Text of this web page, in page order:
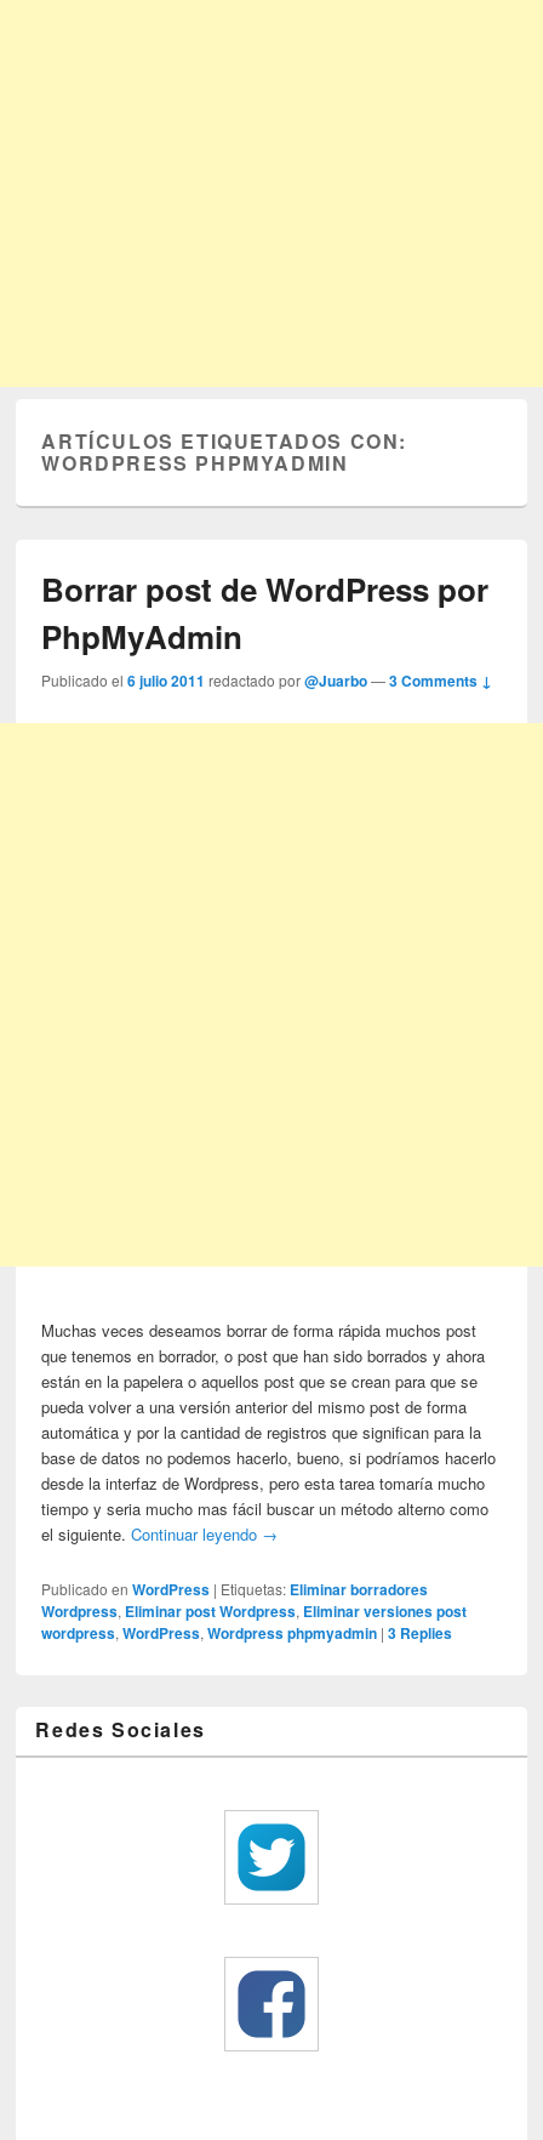
ARTÍCULOS ETIQUETADOS CON:
WORDPRESS PHPMYADMIN
Borrar post de WordPress por
PhpMyAdmin
Publicado el6 julio 2011 redactado por@Juarbo —3 Comments ↓
Muchas veces deseamos borrar de forma rápida muchos post
que tenemos en borrador, o post que han sido borrados y ahora
están en la papelera o aquellos post que se crean para que se
pueda volver a una versión anterior del mismo post de forma
automática y por la cantidad de registros que significan para la
base de datos no podemos hacerlo, bueno, si podríamos hacerlo
desde la interfaz de Wordpress, pero esta tarea tomaría mucho
tiempo y seria mucho mas fácil buscar un método alterno como
el siguiente.Continuar leyendo →
Publicado en WordPress | Etiquetas: Eliminar borradores
Wordpress, Eliminar post Wordpress, Eliminar versiones post
wordpress,WordPress,Wordpress phpmyadmin |3 Replies
Redes Sociales